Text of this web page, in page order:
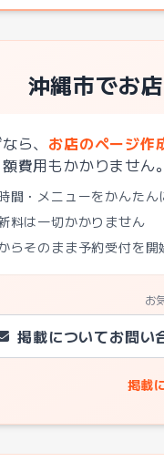
沖縄市でお
ら、 お店のページ作
費用もかかりません。
間・メニューをかんたん
料は一切かかりません
らそのまま予約受付を開
お
掲載についてお問い
掲載